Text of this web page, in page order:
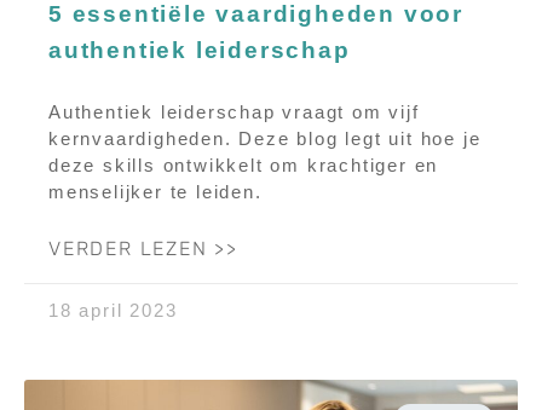
5 essentiële vaardigheden voor
authentiek leiderschap
Authentiek leiderschap vraagt om vijf
kernvaardigheden. Deze blog legt uit hoe je
deze skills ontwikkelt om krachtiger en
menselijker te leiden.
VERDER LEZEN >>
18 april 2023